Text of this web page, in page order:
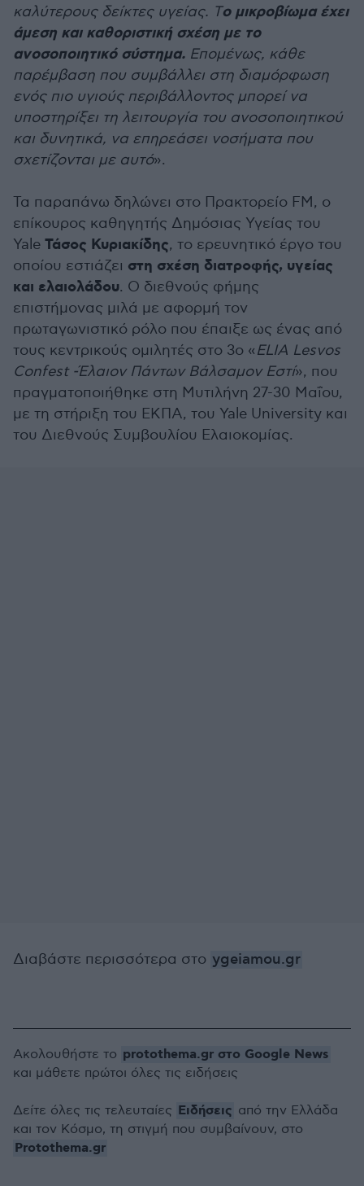
καλύτερους δείκτες υγείας. Το μικροβίωμα έχει
άμεση και καθοριστική σχέση με το
ανοσοποιητικό σύστημα. Επομένως, κάθε
παρέμβαση που συμβάλλει στη διαμόρφωση
ενός πιο υγιούς περιβάλλοντος μπορεί να
υποστηρίξει τη λειτουργία του ανοσοποιητικού
και δυνητικά, να επηρεάσει νοσήματα που
σχετίζονται με αυτό».
Τα παραπάνω δηλώνει στο Πρακτορείο FM, ο
επίκουρος καθηγητής Δημόσιας Υγείας του
Yale Τάσος Κυριακίδης, το ερευνητικό έργο του
οποίου εστιάζει στη σχέση διατροφής, υγείας
και ελαιολάδου. Ο διεθνούς φήμης
επιστήμονας μιλά με αφορμή τον
πρωταγωνιστικό ρόλο που έπαιξε ως ένας από
τους κεντρικούς ομιλητές στο 3o «ELIA Lesvos
Confest -Έλαιον Πάντων Βάλσαμον Εστί», που
πραγματοποιήθηκε στη Μυτιλήνη 27-30 Μαΐου,
με τη στήριξη του ΕΚΠΑ, του Yale University και
του Διεθνούς Συμβουλίου Ελαιοκομίας.
Διαβάστε περισσότερα στο ygeiamou.gr
Ακολουθήστε το protothema.gr στο Google News
και μάθετε πρώτοι όλες τις ειδήσεις
Δείτε όλες τις τελευταίες Ειδήσεις από την Ελλάδα
και τον Κόσμο, τη στιγμή που συμβαίνουν, στο
Protothema.gr